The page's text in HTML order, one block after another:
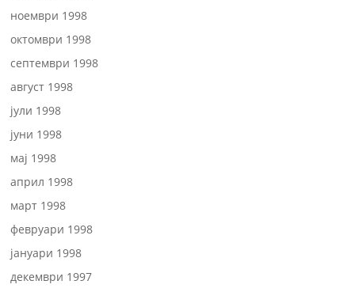
ноември 1998
октомври 1998
септември 1998
август 1998
јули 1998
јуни 1998
мај 1998
април 1998
март 1998
февруари 1998
јануари 1998
декември 1997